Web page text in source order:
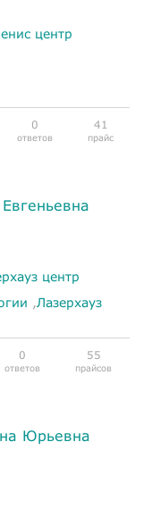
центр
0
ответов
41
прайс
центр
,Лазерхауз
0
ответов
55
прайсов
Юрьевна